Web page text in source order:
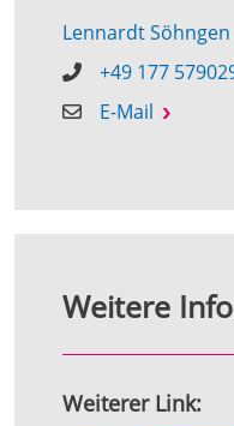
Lennardt Söhngen
+49 177
E-Mail
Weitere
Weiterer Link: